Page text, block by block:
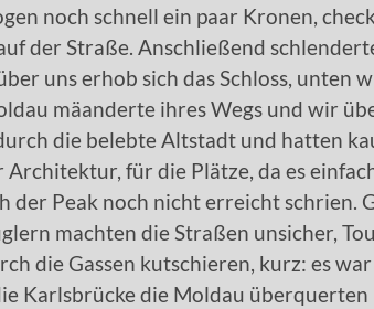
noch schnell ein paar Kronen,
der Straße. Anschließend
uns erhob sich das Schloss, unten
mäanderte ihres Wegs und wir
die belebte Altstadt und hatten
Architektur, für die Plätze, da es
der Peak noch nicht erreicht schrien.
machten die Straßen unsicher,
die Gassen kutschieren, kurz: es
Karlsbrücke die Moldau überquerten